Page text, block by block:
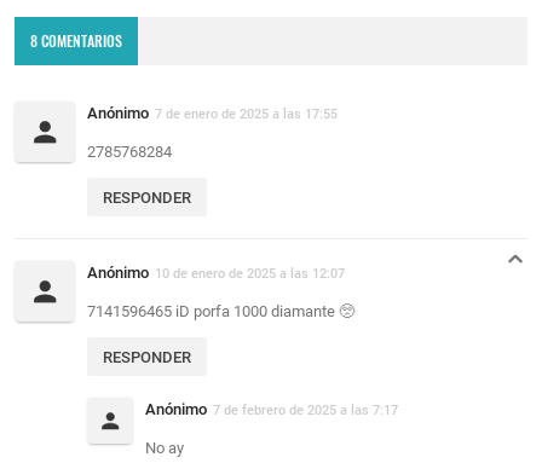
8 COMENTARIOS
Anónimo 7 de enero de 2025 a las 17:55
2785768284
RESPONDER
Anónimo 10 de enero de 2025 a las 12:07
7141596465 iD porfa 1000 diamante 🥺
RESPONDER
Anónimo 7 de febrero de 2025 a las 7:17
No ay